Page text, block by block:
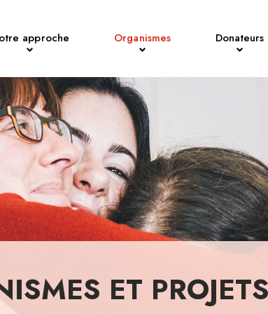
approche Organismes Donateurs
ET